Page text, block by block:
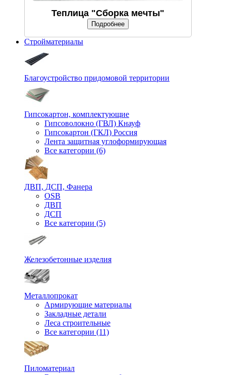
Теплица "Сборка мечты"
Подробнее
Стройматериалы
Благоустройство придомовой территории
Гипсокартон, комплектующие
Гипсоволокно (ГВЛ) Кнауф
Гипсокартон (ГКЛ) Россия
Лента защитная углоформирующая
Все категории (6)
ДВП, ДСП, Фанера
OSB
ДВП
ДСП
Все категории (5)
Железобетонные изделия
Металлопрокат
Армирующие материалы
Закладные детали
Леса строительные
Все категории (11)
Пиломатериал